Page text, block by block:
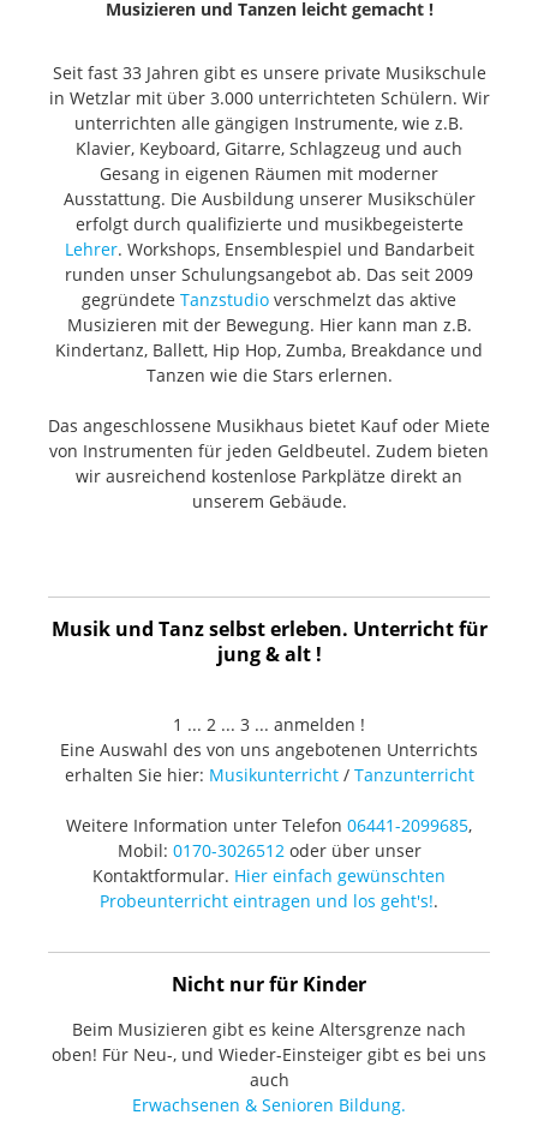
Musizieren und Tanzen leicht gemacht !
Seit fast 33 Jahren gibt es unsere private Musikschule
in Wetzlar mit über 3.000 unterrichteten Schülern. Wir
unterrichten alle gängigen Instrumente, wie z.B.
Klavier, Keyboard, Gitarre, Schlagzeug und auch
Gesang in eigenen Räumen mit moderner
Ausstattung. Die Ausbildung unserer Musikschüler
erfolgt durch qualifizierte und musikbegeisterte
Lehrer. Workshops, Ensemblespiel und Bandarbeit
runden unser Schulungsangebot ab. Das seit 2009
gegründete Tanzstudio verschmelzt das aktive
Musizieren mit der Bewegung. Hier kann man z.B.
Kindertanz, Ballett, Hip Hop, Zumba, Breakdance und
Tanzen wie die Stars erlernen.
Das angeschlossene Musikhaus bietet Kauf oder Miete
von Instrumenten für jeden Geldbeutel. Zudem bieten
wir ausreichend kostenlose Parkplätze direkt an
unserem Gebäude.
Musik und Tanz selbst erleben. Unterricht für
jung & alt !
1 ... 2 ... 3 ... anmelden !
Eine Auswahl des von uns angebotenen Unterrichts
erhalten Sie hier: Musikunterricht/ Tanzunterricht
Weitere Information unter Telefon 06441-2099685,
Mobil: 0170-3026512oder über unser
Kontaktformular. Hier einfach gewünschten
Probeunterricht eintragen und los geht's!.
Nicht nur für Kinder
Beim Musizieren gibt es keine Altersgrenze nach
oben! Für Neu-, und Wieder-Einsteiger gibt es bei uns
auch
Erwachsenen & Senioren Bildung.